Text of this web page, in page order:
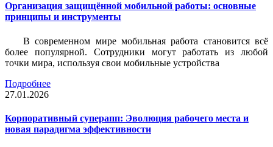
Организация защищённой мобильной работы: основные
принципы и инструменты
В современном мире мобильная работа становится всё
более популярной. Сотрудники могут работать из любой
точки мира, используя свои мобильные устройства
Подробнее
27.01.2026
Корпоративный суперапп: Эволюция рабочего места и
новая парадигма эффективности